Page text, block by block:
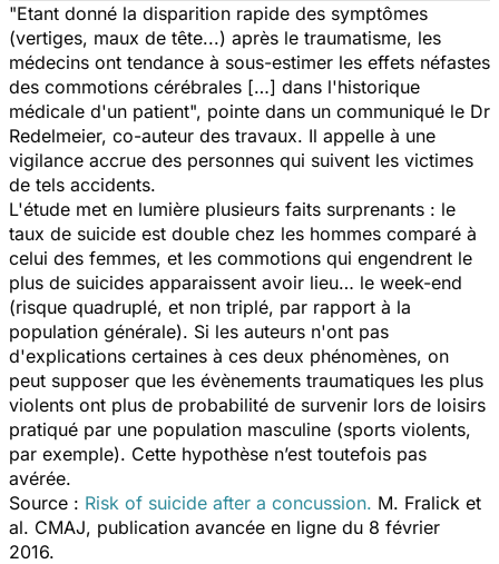
"Etant donné la disparition rapide des symptômes
(vertiges, maux de tête...) après le traumatisme, les
médecins ont tendance à sous-estimer les effets néfastes
des commotions cérébrales […] dans l'historique
médicale d'un patient", pointe dans un communiqué le Dr
Redelmeier, co-auteur des travaux. Il appelle à une
vigilance accrue des personnes qui suivent les victimes
de tels accidents.
L'étude met en lumière plusieurs faits surprenants : le
taux de suicide est double chez les hommes comparé à
celui des femmes, et les commotions qui engendrent le
plus de suicides apparaissent avoir lieu… le week-end
(risque quadruplé, et non triplé, par rapport à la
population générale). Si les auteurs n'ont pas
d'explications certaines à ces deux phénomènes, on
peut supposer que les évènements traumatiques les plus
violents ont plus de probabilité de survenir lors de loisirs
pratiqué par une population masculine (sports violents,
par exemple). Cette hypothèse n’est toutefois pas
avérée.
Source : Risk of suicide after a concussion. M. Fralick et
al. CMAJ, publication avancée en ligne du 8 février
2016.